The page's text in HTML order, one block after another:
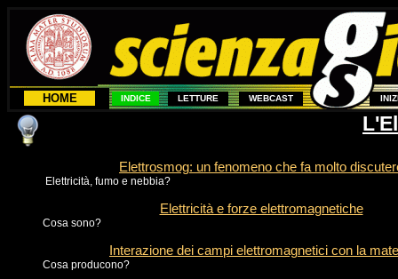
HOME INDICE LETTURE WEBCAST
Elettrosmog: un fenomeno che fa molto
Elettricità, fumo e nebbia?
Elettricità e forze elettromagnetiche
Cosa sono?
Interazione dei campi elettromagnetici con la
Cosa producono?